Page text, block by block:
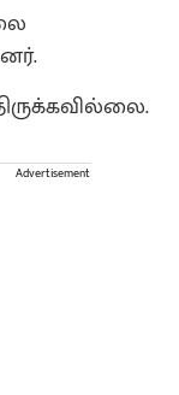
Advertisement